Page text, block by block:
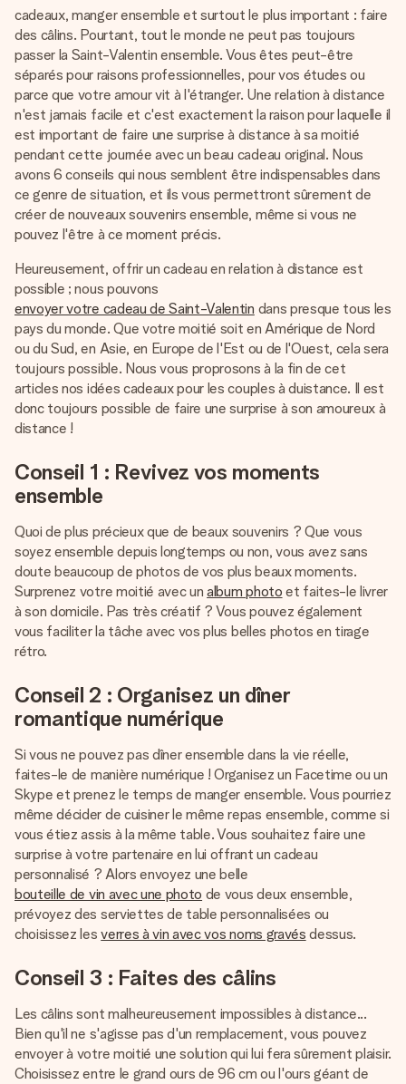
Créez quelque chose d’unique en quelques étapes – avec
son prénom, votre photo ou un message qui touche le cœur.
Sans complications, juste tout l’amour pour le moment idéal.
cadeaux, manger ensemble et surtout le plus important : faire
des câlins. Pourtant, tout le monde ne peut pas toujours
passer la Saint-Valentin ensemble. Vous êtes peut-être
séparés pour raisons professionnelles, pour vos études ou
parce que votre amour vit à l'étranger. Une relation à distance
n'est jamais facile et c'est exactement la raison pour laquelle il
est important de faire une surprise à distance à sa moitié
pendant cette journée avec un beau cadeau original. Nous
avons 6 conseils qui nous semblent être indispensables dans
ce genre de situation, et ils vous permettront sûrement de
créer de nouveaux souvenirs ensemble, même si vous ne
pouvez l'être à ce moment précis.
Heureusement, offrir un cadeau en relation à distance est
possible ; nous pouvons
envoyer votre cadeau de Saint-Valentin dans presque tous les
pays du monde. Que votre moitié soit en Amérique de Nord
ou du Sud, en Asie, en Europe de l'Est ou de l'Ouest, cela sera
toujours possible. Nous vous proprosons à la fin de cet
articles nos idées cadeaux pour les couples à duistance. Il est
donc toujours possible de faire une surprise à son amoureux à
distance !
Conseil 1 : Revivez vos moments
ensemble
Quoi de plus précieux que de beaux souvenirs ? Que vous
soyez ensemble depuis longtemps ou non, vous avez sans
doute beaucoup de photos de vos plus beaux moments.
Surprenez votre moitié avec unalbum photo et faites-le livrer
à son domicile. Pas très créatif ? Vous pouvez également
vous faciliter la tâche avec vos plus belles photos en tirage
rétro.
Conseil 2 : Organisez un dîner
romantique numérique
Si vous ne pouvez pas dîner ensemble dans la vie réelle,
faites-le de manière numérique ! Organisez un Facetime ou un
Skype et prenez le temps de manger ensemble. Vous pourriez
même décider de cuisiner le même repas ensemble, comme si
vous étiez assis à la même table. Vous souhaitez faire une
surprise à votre partenaire en lui offrant un cadeau
personnalisé ? Alors envoyez une belle
bouteille de vin avec une photo de vous deux ensemble,
prévoyez des serviettes de table personnalisées ou
choisissez lesverres à vin avec vos noms gravés dessus.
Conseil 3 : Faites des câlins
Les câlins sont malheureusement impossibles à distance...
Bien qu'il ne s'agisse pas d'un remplacement, vous pouvez
envoyer à votre moitié une solution qui lui fera sûrement plaisir.
Choisissez entre le grand ours de 96 cm ou l'ours géant de